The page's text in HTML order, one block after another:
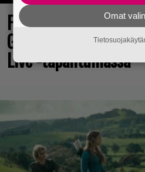
Final Fantasy VII
Gamescom-messujen
Live -tapahtumassa
Omat